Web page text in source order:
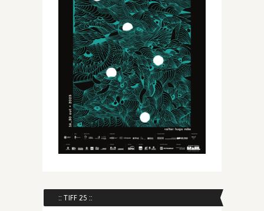
:: TIFF 25 ::